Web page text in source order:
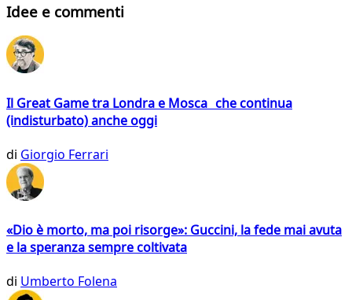
Idee e commenti
Il Great Game tra Londra e Mosca che continua
(indisturbato) anche oggi
di Giorgio Ferrari
«Dio è morto, ma poi risorge»: Guccini, la fede mai avuta
e la speranza sempre coltivata
di Umberto Folena